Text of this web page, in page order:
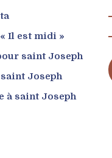
Il est midi »
saint Joseph
Joseph
à saint Joseph